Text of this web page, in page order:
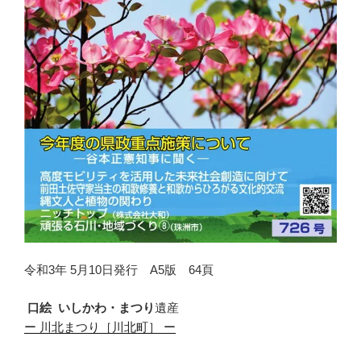
令和3年 5月10日発行 A5版 64頁
口絵 いしかわ ・ まつり遺産
ー 川北まつり ［ 川北町］ ー